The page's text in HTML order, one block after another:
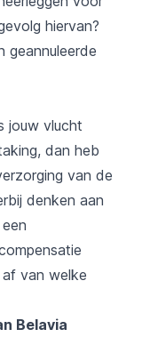
hiervan?
geannuleerde
jouw vlucht
dan heb
van de
denken aan
van welke
Belavia